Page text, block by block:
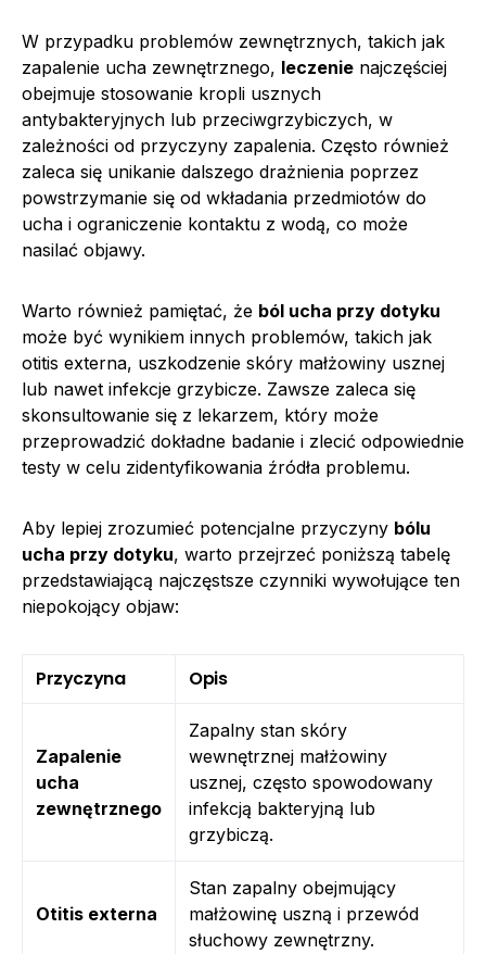
W przypadku problemów zewnętrznych, takich jak
zapalenie ucha zewnętrznego, leczenie najczęściej
obejmuje stosowanie kropli usznych
antybakteryjnych lub przeciwgrzybiczych, w
zależności od przyczyny zapalenia. Często również
zaleca się unikanie dalszego drażnienia poprzez
powstrzymanie się od wkładania przedmiotów do
ucha i ograniczenie kontaktu z wodą, co może
nasilać objawy.
Warto również pamiętać, że ból ucha przy dotyku
może być wynikiem innych problemów, takich jak
otitis externa, uszkodzenie skóry małżowiny usznej
lub nawet infekcje grzybicze. Zawsze zaleca się
skonsultowanie się z lekarzem, który może
przeprowadzić dokładne badanie i zlecić odpowiednie
testy w celu zidentyfikowania źródła problemu.
Aby lepiej zrozumieć potencjalne przyczyny bólu
ucha przy dotyku, warto przejrzeć poniższą tabelę
przedstawiającą najczęstsze czynniki wywołujące ten
niepokojący objaw:
Przyczyna Opis
Zapalenie
ucha
zewnętrznego
Zapalny stan skóry
wewnętrznej małżowiny
usznej, często spowodowany
infekcją bakteryjną lub
grzybiczą.
Otitis externa
Stan zapalny obejmujący
małżowinę uszną i przewód
słuchowy zewnętrzny.